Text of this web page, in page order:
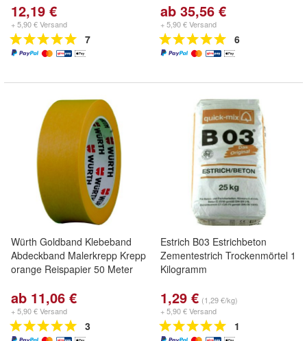
12,19 €
+ 5,90 € Versand
7
ab 35,56 €
+ 5,90 € Versand
6
Würth Goldband Klebeband
Abdeckband Malerkrepp Krepp
orange Reispapier 50 Meter
ab 11,06 €
+ 5,90 € Versand
3
Estrich B03 Estrichbeton
Zementestrich Trockenmörtel 1
Kilogramm
1,29 € (1,29 €/kg)
+ 5,90 € Versand
1